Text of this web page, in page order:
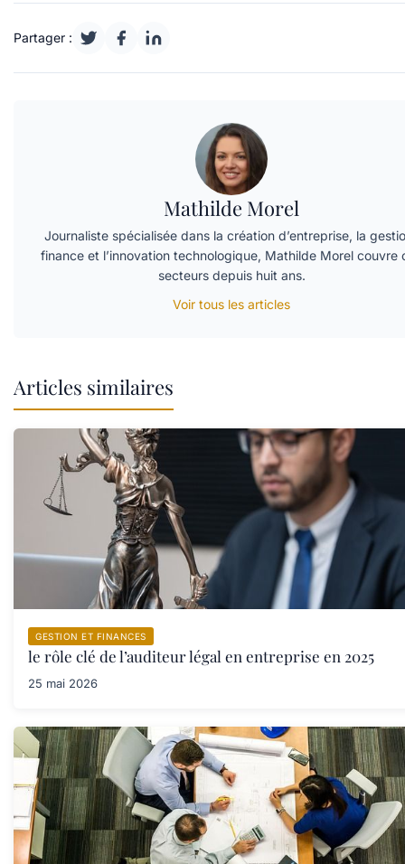
Partager :
Mathilde Morel
Journaliste spécialisée dans la création d’entreprise, la
finance et l’innovation technologique, Mathilde Morel couvre
secteurs depuis huit ans.
Voir tous les articles
Articles similaires
GESTION ET FINANCES
le rôle clé de l’auditeur légal en entreprise en 2025
25 mai 2026